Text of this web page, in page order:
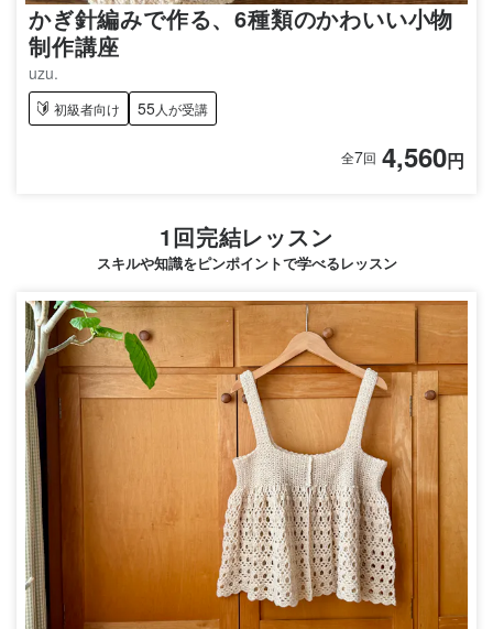
かぎ針編みで作る、6種類のかわいい小物
制作講座
uzu.
初級者向け 55人が受講
全7回 4,560円
1回完結レッスン
スキルや知識をピンポイントで学べるレッスン